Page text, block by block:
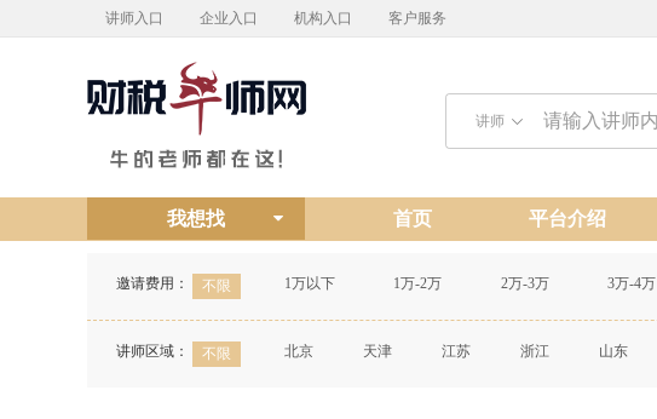
讲师入口 企业入口 机构入口 客户服务
讲师
我想找 首页 平台介绍
邀请费用： 不限 1万以下 1万-2万 2万-3万 3万-4万
讲师区域： 不限 北京 天津 江苏 浙江 山东